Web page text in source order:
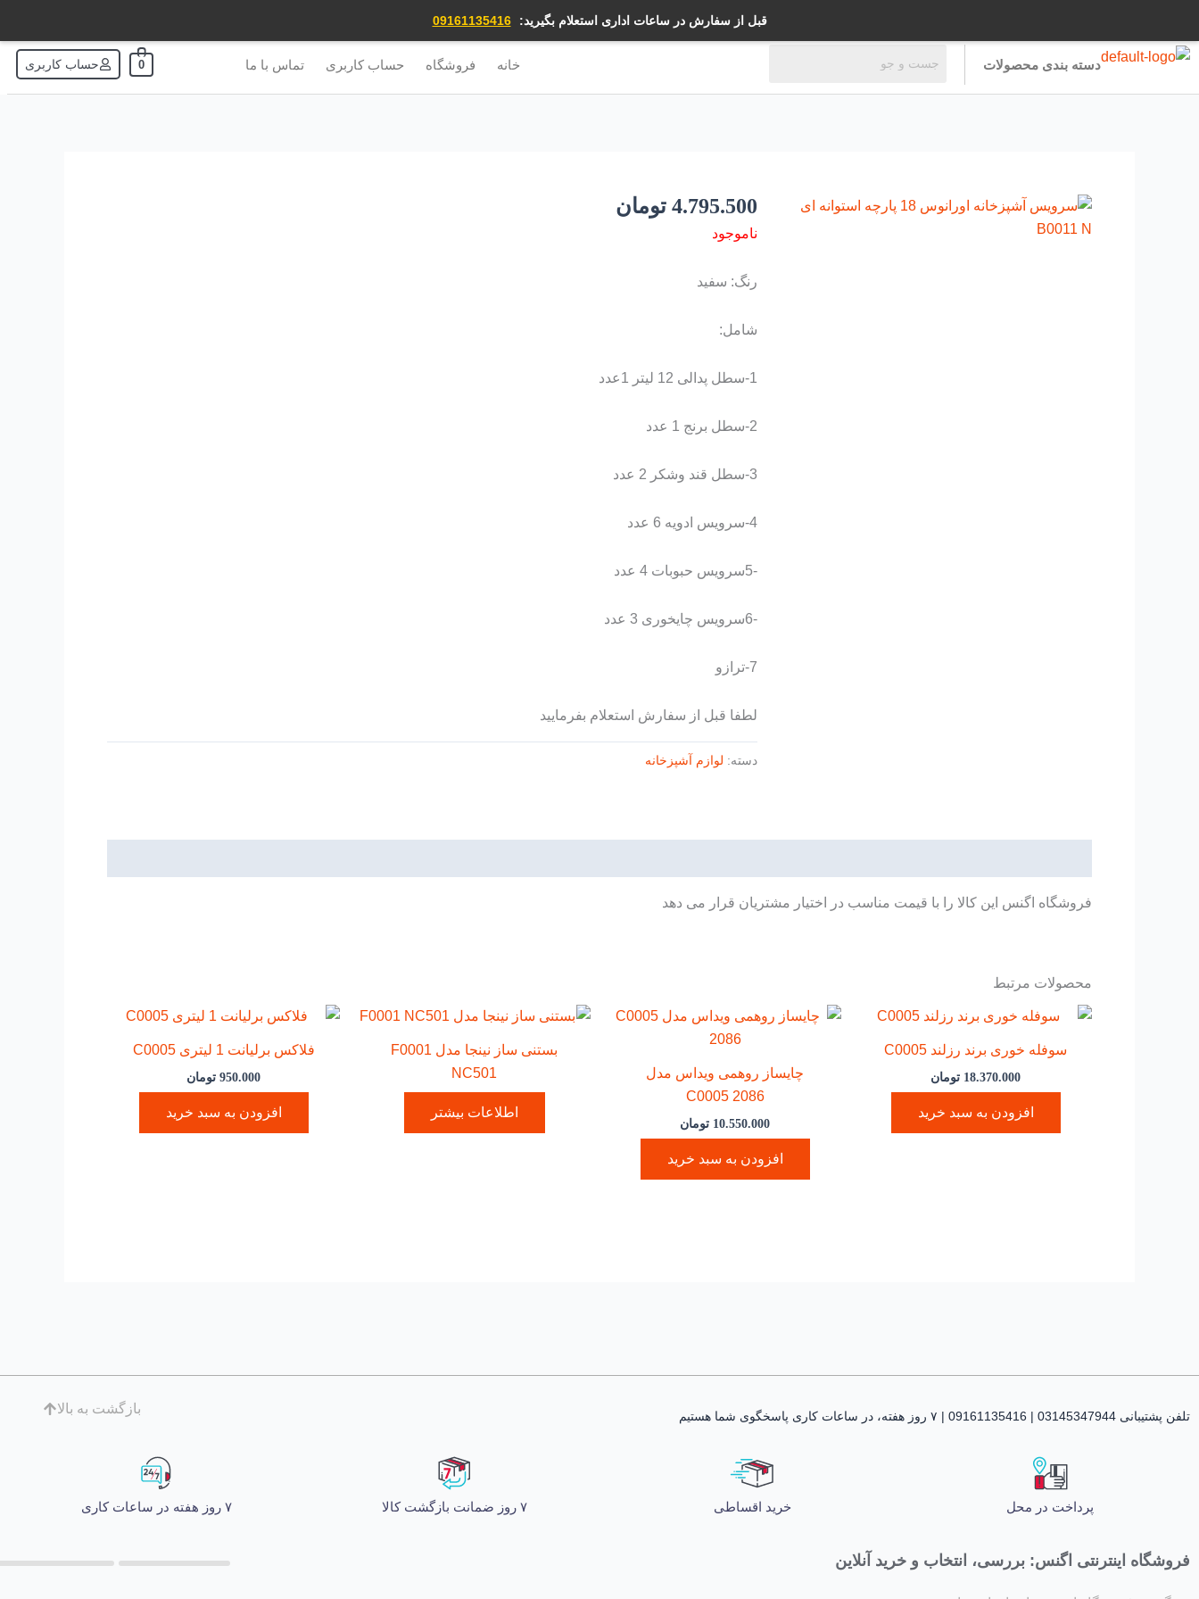
قبل از سفارش در ساعات اداری استعلام بگیرید: 09161135416
محتوا
دسته بندی محصولات خانه فروشگاه حساب کاربری تماس با ما 0 حساب کاربری
4.795.500 تومان
ناموجود
رنگ: سفید
شامل:
1-سطل پدالی 12 لیتر 1عدد
2-سطل برنج 1 عدد
3-سطل قند وشکر 2 عدد
4-سرویس ادویه 6 عدد
-5سرویس حبوبات 4 عدد
-6سرویس چایخوری 3 عدد
7-ترازو
لطفا قبل از سفارش استعلام بفرمایید
دسته: لوازم آشپزخانه
فروشگاه اگنس این کالا را با قیمت مناسب در اختیار مشتریان قرار می دهد
محصولات مرتبط
سوفله خوری برند رزلند C0005
18.370.000 تومان
افزودن به سبد خرید
چایساز روهمی ویداس مدل
C0005 2086
10.550.000 تومان
افزودن به سبد خرید
بستنی ساز نینجا مدل F0001
NC501
اطلاعات بیشتر
فلاکس برلیانت 1 لیتری C0005
950.000 تومان
افزودن به سبد خرید
تلفن پشتیبانی 03145347944 | 09161135416 | ۷ روز هفته، در ساعات کاری پاسخگوی شما هستیم
بازگشت به بالا
پرداخت در محل خرید اقساطی ۷ روز ضمانت بازگشت کالا ۷ روز هفته در ساعات کاری
فروشگاه اینترنتی اگنس: بررسی، انتخاب و خرید آنلاین